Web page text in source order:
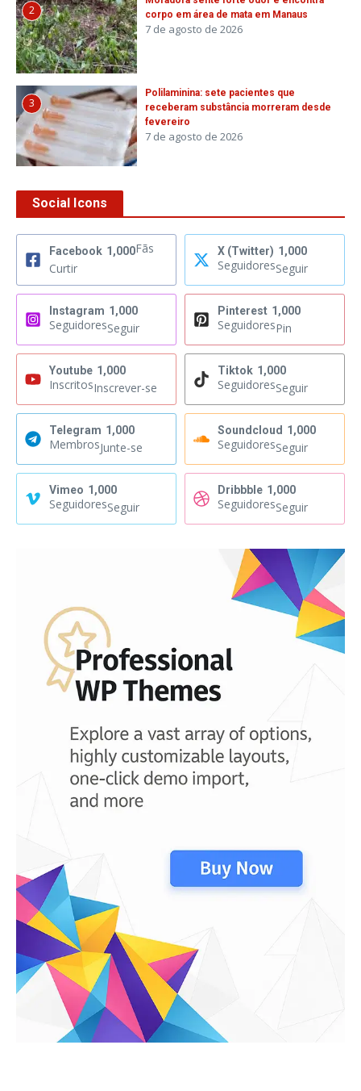
2
corpo em área de mata em Manaus
7 de agosto de 2026
3
Polilaminina: sete pacientes que
receberam substância morreram desde
fevereiro
7 de agosto de 2026
Social Icons
Facebook 1,000Fãs
Curtir
X (Twitter) 1,000
SeguidoresSeguir
Instagram 1,000
SeguidoresSeguir
Pinterest 1,000
SeguidoresPin
Youtube 1,000
InscritosInscrever-se
Tiktok 1,000
SeguidoresSeguir
Telegram 1,000
MembrosJunte-se
Soundcloud 1,000
SeguidoresSeguir
Vimeo 1,000
SeguidoresSeguir
Dribbble 1,000
SeguidoresSeguir